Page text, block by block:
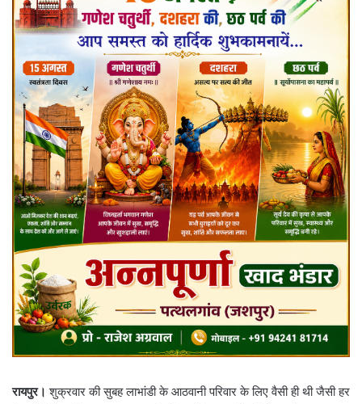
रायपुर। शुक्रवार की सुबह लाभांडी के आठवानी परिवार के लिए वैसी ही थी जैसी हर